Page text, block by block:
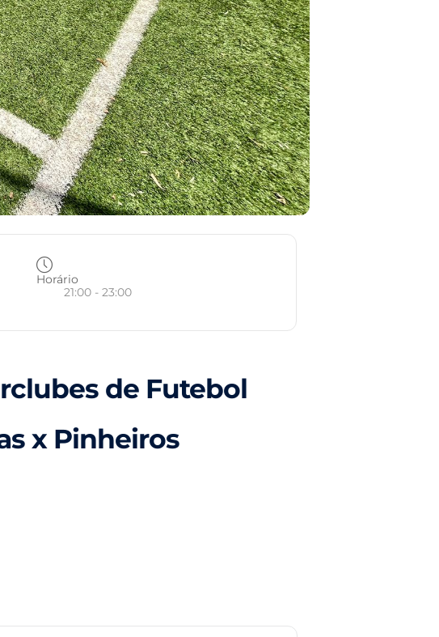
Horário
21:00 - 23:00
de Futebol
x Pinheiros